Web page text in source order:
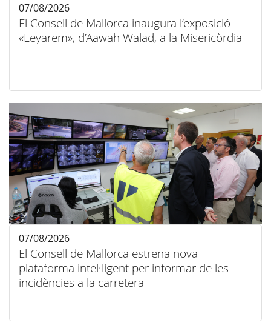
El Consell de Mallorca inaugura l’exposició
«Leyarem», d’Aawah Walad, a la Misericòrdia
07/08/2026
El Consell de Mallorca estrena nova
plataforma intel·ligent per informar de les
incidències a la carretera
07/08/2026